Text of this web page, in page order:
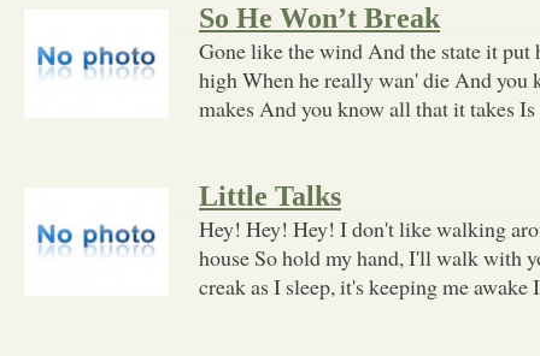
So He Won’t Break
Gone like the wind And the state it put
high When he really wan' die And you
makes And you know all that it takes Is
Little Talks
Hey! Hey! Hey! I don't like walking
house So hold my hand, I'll walk with
creak as I sleep, it's keeping me awake